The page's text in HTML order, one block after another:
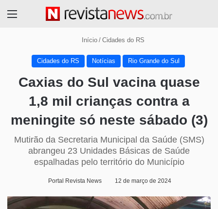
Início / Cidades do RS
Cidades do RS Notícias Rio Grande do Sul
Caxias do Sul vacina quase
1,8 mil crianças contra a
meningite só neste sábado (3)
Mutirão da Secretaria Municipal da Saúde (SMS)
abrangeu 23 Unidades Básicas de Saúde
espalhadas pelo território do Município
Portal Revista News 12 de março de 2024